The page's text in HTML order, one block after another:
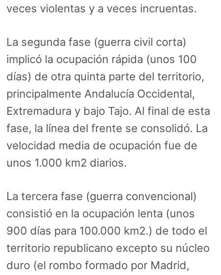
veces violentas y a veces incruentas.
La segunda fase (guerra civil corta)
implicó la ocupación rápida (unos 100
días) de otra quinta parte del territorio,
principalmente Andalucía Occidental,
Extremadura y bajo Tajo. Al final de esta
fase, la línea del frente se consolidó. La
velocidad media de ocupación fue de
unos 1.000 km2 diarios.
La tercera fase (guerra convencional)
consistió en la ocupación lenta (unos
900 días para 100.000 km2.) de todo el
territorio republicano excepto su núcleo
duro (el rombo formado por Madrid,